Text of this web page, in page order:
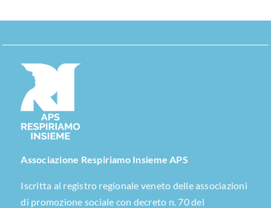
Associazione Respiriamo Insieme APS
Iscritta al registro regionale veneto delle associazioni
di promozione sociale con decreto n. 70 del